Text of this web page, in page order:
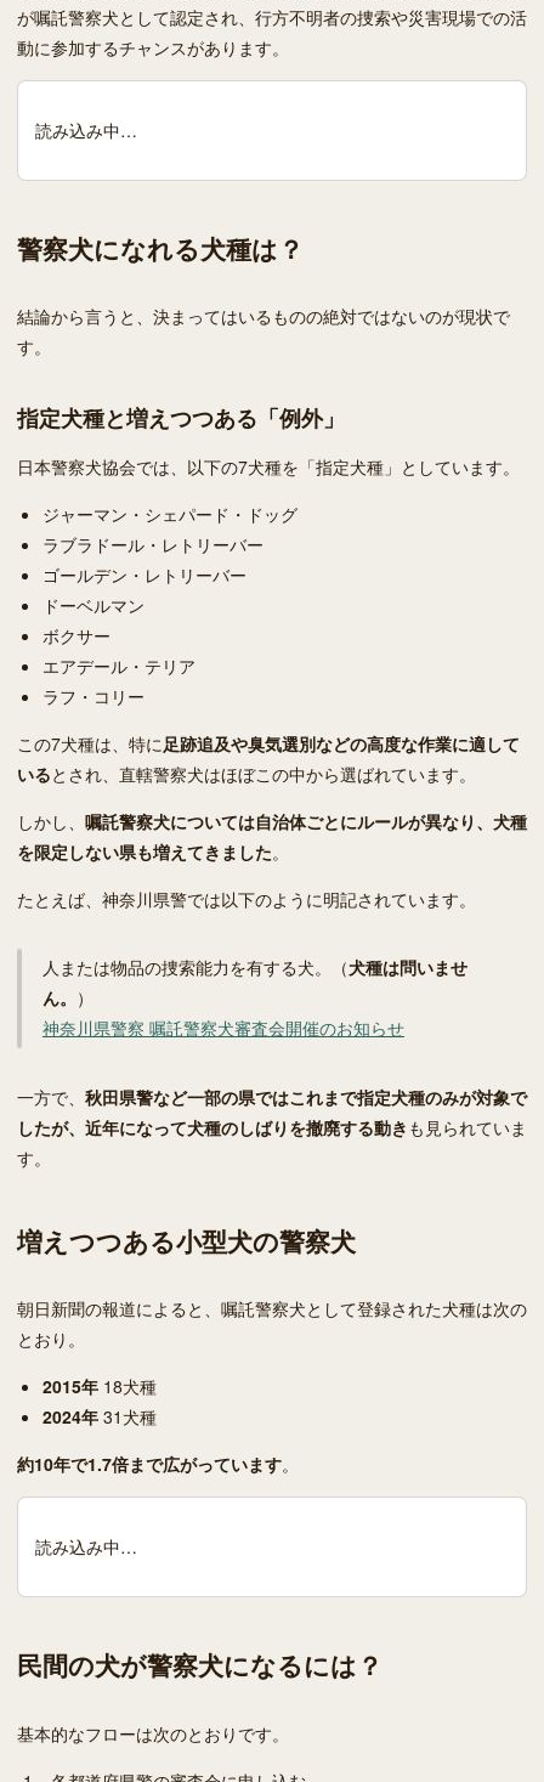
が嘱託警察犬として認定され、行方不明者の捜索や災害現場での活
動に参加するチャンスがあります。
読み込み中…
警察犬になれる犬種は？
結論から言うと、決まってはいるものの絶対ではないのが現状で
す。
指定犬種と増えつつある「例外」
日本警察犬協会では、以下の7犬種を「指定犬種」としています。
ジャーマン・シェパード・ドッグ
ラブラドール・レトリーバー
ゴールデン・レトリーバー
ドーベルマン
ボクサー
エアデール・テリア
ラフ・コリー
この7犬種は、特に 足跡追及や臭気選別などの高度な作業に適して
いるとされ、直轄警察犬はほぼこの中から選ばれています。
しかし、 嘱託警察犬については自治体ごとにルールが異なり、犬種
を限定しない県も増えてきました。
たとえば、神奈川県警では以下のように明記されています。
人または物品の捜索能力を有する犬。（犬種は問いませ
ん。 ）
神奈川県警察 嘱託警察犬審査会開催のお知らせ
一方で、 秋田県警など一部の県ではこれまで指定犬種のみが対象で
したが、近年になって犬種のしばりを撤廃する動き も見られていま
す。
増えつつある小型犬の警察犬
朝日新聞の報道によると、嘱託警察犬として登録された犬種は次の
とおり。
2015年 18犬種
2024年 31犬種
約10年で1.7倍まで広がっています。
読み込み中…
民間の犬が警察犬になるには？
基本的なフローは次のとおりです。